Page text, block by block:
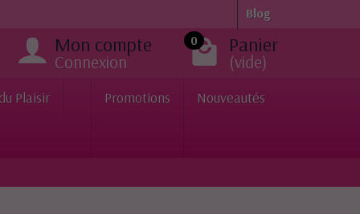
Blog
Mon compte
Connexion
0 Panier
(vide)
Plaisir Promotions Nouveautés